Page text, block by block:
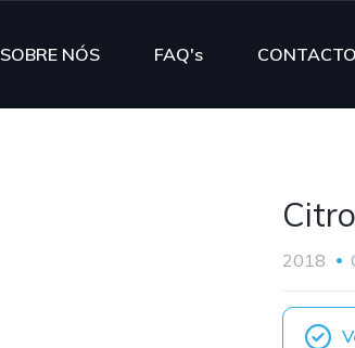
SOBRE NÓS FAQ's
2018